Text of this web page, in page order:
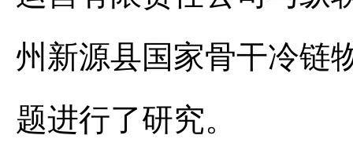
州新源县国家骨干冷链
题进行了研究。